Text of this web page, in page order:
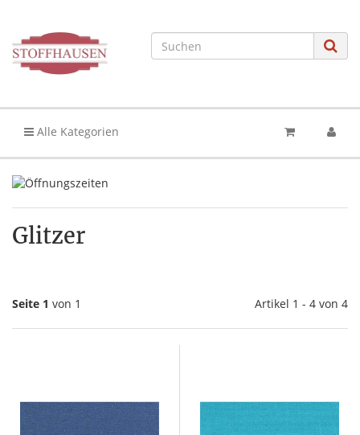
Alle Kategorien
Glitzer
Seite 1 von 1 Artikel 1 - 4 von 4